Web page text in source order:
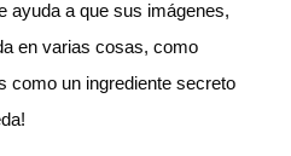
ayuda a que sus imágenes,
en varias cosas, como
como un ingrediente secreto